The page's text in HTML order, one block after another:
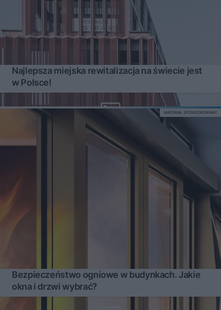
Najlepsza miejska rewitalizacja na świecie jest
w Polsce!
Bezpieczeństwo ogniowe w budynkach. Jakie
okna i drzwi wybrać?
MATERIAŁ SPONSOROWANY